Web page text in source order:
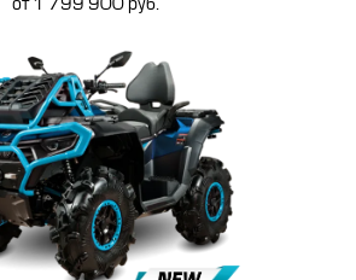
от 1 799 900 руб.